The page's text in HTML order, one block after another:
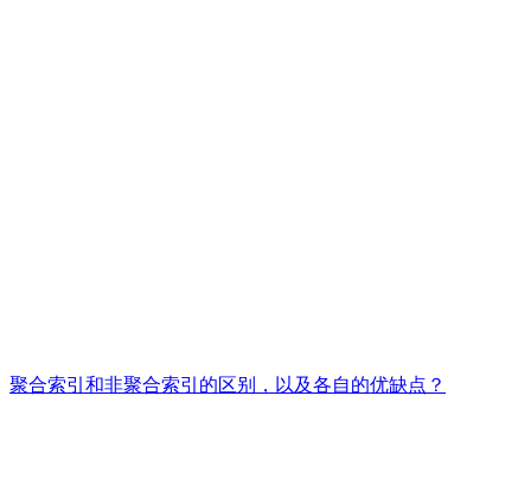
聚合索引和非聚合索引的区别，以及各自的优缺点？